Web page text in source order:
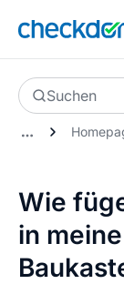
Suchen
Wie
in